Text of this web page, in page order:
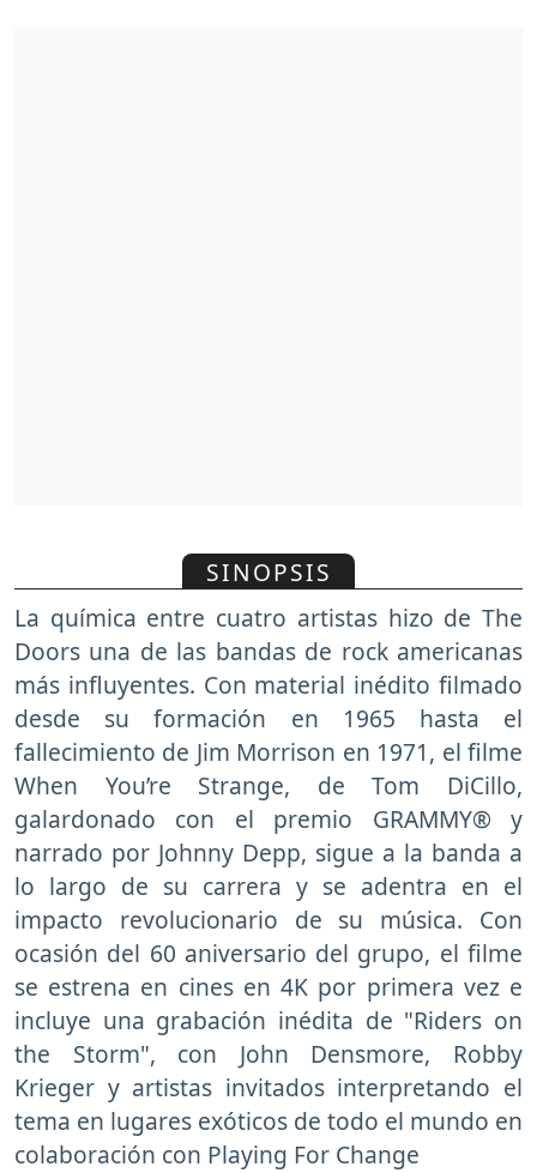
SINOPSIS
La química entre cuatro artistas hizo de The
Doors una de las bandas de rock americanas
más influyentes. Con material inédito filmado
desde su formación en 1965 hasta el
fallecimiento de Jim Morrison en 1971, el filme
When You’re Strange, de Tom DiCillo,
galardonado con el premio GRAMMY® y
narrado por Johnny Depp, sigue a la banda a
lo largo de su carrera y se adentra en el
impacto revolucionario de su música. Con
ocasión del 60 aniversario del grupo, el filme
se estrena en cines en 4K por primera vez e
incluye una grabación inédita de "Riders on
the Storm", con John Densmore, Robby
Krieger y artistas invitados interpretando el
tema en lugares exóticos de todo el mundo en
colaboración con Playing For Change